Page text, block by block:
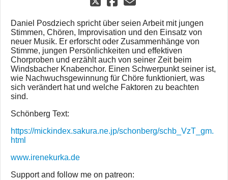
Daniel Posdziech spricht über seien Arbeit mit jungen
Stimmen, Chören, Improvisation und den Einsatz von
neuer Musik. Er erforscht oder Zusammenhänge von
Stimme, jungen Persönlichkeiten und effektiven
Chorproben und erzählt auch von seiner Zeit beim
Windsbacher Knabenchor. Einen Schwerpunkt seiner ist,
wie Nachwuchsgewinnung für Chöre funktioniert, was
sich verändert hat und welche Faktoren zu beachten
sind.
Schönberg Text:
https://mickindex.sakura.ne.jp/schonberg/schb_VzT_gm.
html
www.irenekurka.de
Support and follow me on patreon: